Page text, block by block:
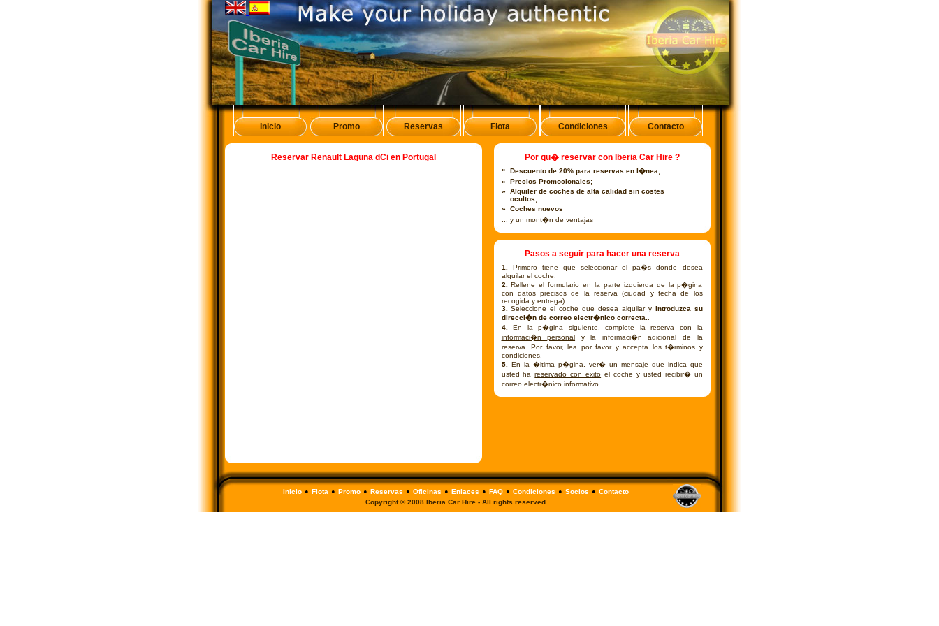
Inicio Promo Reservas Flota Condiciones Contacto
Reservar Renault Laguna dCi en Portugal Por qu� reservar con Iberia Car Hire ?
»
Descuento de 20% para reservas en l�nea;
»
Precios Promocionales;
»
Alquiler de coches de alta calidad sin costes
ocultos;
»
Coches nuevos
... y un mont�n de ventajas
Pasos a seguir para hacer una reserva
1.
Primero tiene que seleccionar el pa�s donde desea
alquilar el coche.
2.
Rellene el formulario en la parte izquierda de la p�gina
con datos precisos de la reserva (ciudad y fecha de los
recogida y entrega).
3.
Seleccione el coche que desea alquilar y introduzca su
direcci�n de correo electr�nico correcta.
4.
En la p�gina siguiente, complete la reserva con la
informaci�n personal y la informaci�n adicional de la
reserva. Por favor, lea por favor y accepta los t�rminos y
condiciones.
5.
En la �ltima p�gina, ver� un mensaje que indica que
usted hareservado con exito el coche y usted recibir� un
correo electr�nico informativo.
Inicio• Flota• Promo• Reservas • Oficinas • Enlaces • FAQ• Condiciones • Socios • Contacto
Copyright © 2008 Iberia Car Hire - All rights reserved